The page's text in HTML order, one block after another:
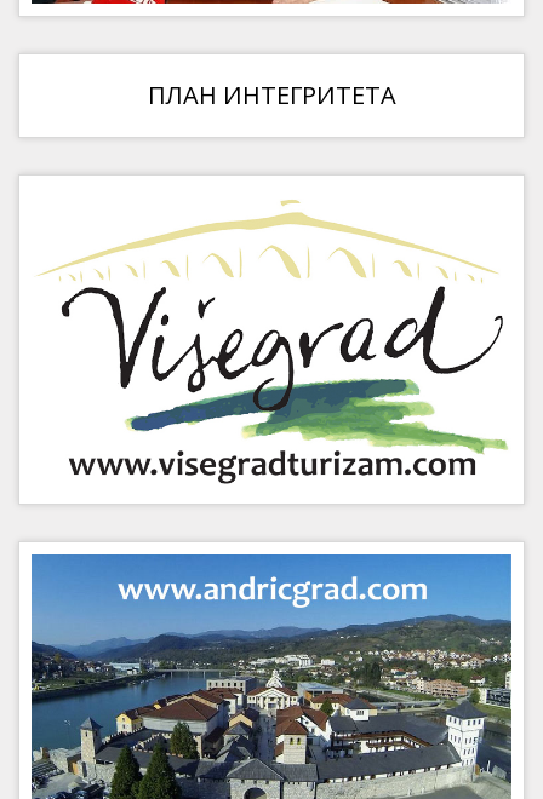
ПЛАН ИНТЕГРИТЕТА